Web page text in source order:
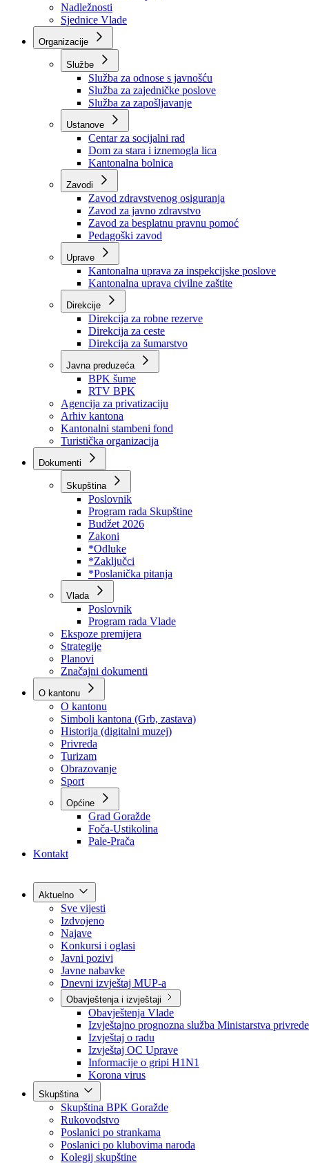
Ministarstvo za boračka pitanja
Ministarstvo za finansije
Ured Vlade i Premijera
Nadležnosti
Sjednice Vlade
Organizacije
Službe
Služba za odnose s javnošću
Služba za zajedničke poslove
Služba za zapošljavanje
Ustanove
Centar za socijalni rad
Dom za stara i iznemogla lica
Kantonalna bolnica
Zavodi
Zavod zdravstvenog osiguranja
Zavod za javno zdravstvo
Zavod za besplatnu pravnu pomoć
Pedagoški zavod
Kantonalna uprava za inspekcijske poslove
Kantonalna uprava civilne zaštite
Direkcije
Direkcija za robne rezerve
Direkcija za ceste
Direkcija za šumarstvo
Javna preduzeća
BPK šume
RTV BPK
Agencija za privatizaciju
Arhiv kantona
Kantonalni stambeni fond
Turistička organizacija
Dokumenti
Skupština
Poslovnik
Program rada Skupštine
Budžet 2026
Zakoni
*Odluke
*Zaključci
*Poslanička pitanja
Vlada
Poslovnik
Program rada Vlade
Ekspoze premijera
Strategije
Planovi
Značajni dokumenti
O kantonu
O kantonu
Simboli kantona (Grb, zastava)
Historija (digitalni muzej)
Privreda
Turizam
Obrazovanje
Sport
Općine
Kontakt
Aktuelno
Sve vijesti
Izdvojeno
Najave
Konkursi i oglasi
Javni pozivi
Javne nabavke
Dnevni izvještaj MUP-a
Obavještenja i izvještaji
Obavještenja Vlade
Izvještajno prognozna služba Ministarstva privrede
Izvještaj o radu
Izvještaj OC Uprave
Informacije o gripi H1N1
Korona virus
Skupština
Skupština BPK Goražde
Rukovodstvo